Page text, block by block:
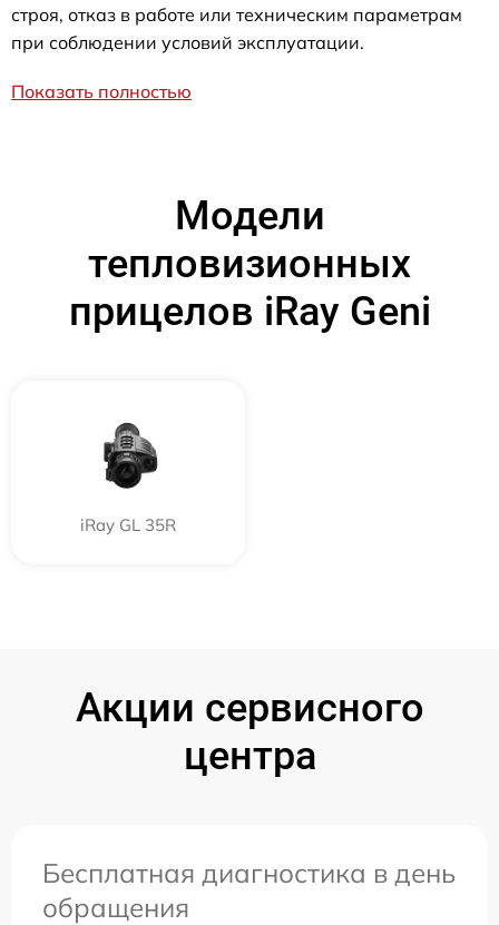
строя, отказ в работе или техническим параметрам
при соблюдении условий эксплуатации.
Показать полностью
Модели
тепловизионных
прицелов iRay Geni
iRay GL 35R
Акции сервисного
центра
Бесплатная диагностика в день
обращения